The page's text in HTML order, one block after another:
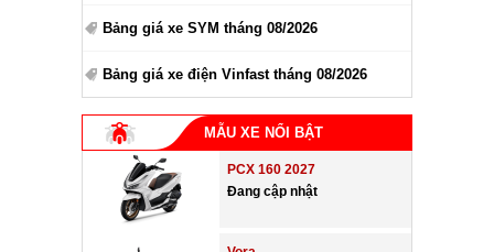
Bảng giá xe SYM tháng 08/2026
Bảng giá xe điện Vinfast tháng 08/2026
MẪU XE NỔI BẬT
PCX 160 2027
Đang cập nhật